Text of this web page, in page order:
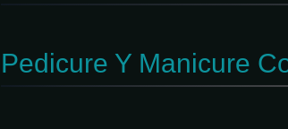
Pedicure Y Manicure